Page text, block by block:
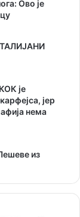
Ово је
је
јер
нема
из